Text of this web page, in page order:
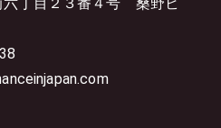
六丁目２３番４号 桑野ビ